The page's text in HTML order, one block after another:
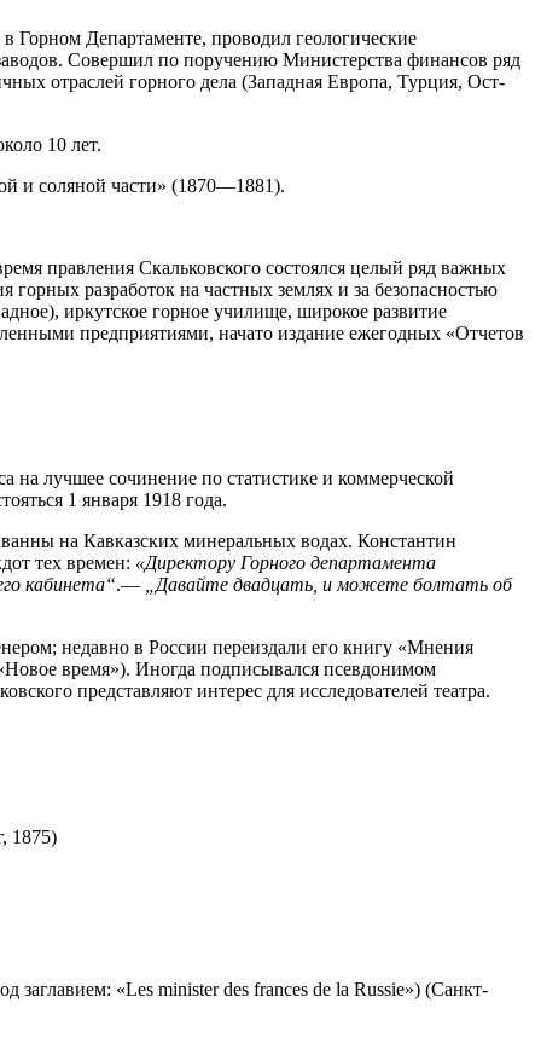
Департаменте, проводил геологические
Совершил по поручению Министерства финансов ряд
отраслей горного дела (Западная Европа, Турция, Ост-
10 лет.
и соляной части» (1870—1881).
правления Скальковского состоялся целый ряд важных
горных разработок на частных землях и за безопасностью
иркутское горное училище, широкое развитие
предприятиями, начато издание ежегодных «Отчетов
лучшее сочинение по статистике и коммерческой
1 января 1918 года.
на Кавказских минеральных водах. Константин
тех времен: «Директору Горного департамента
кабинета“.—
„Давайте двадцать, и можете болтать об
недавно в России переиздали его книгу «Мнения
время»). Иногда подписывался псевдонимом
представляют интерес для исследователей театра.
1875)
«Les minister des frances de la Russie») (Санкт-